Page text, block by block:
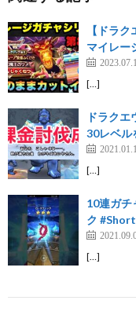
【ドラ
マイレー
[…]
ドラク
30レベル
[…]
10連ガチ
ク
[…]